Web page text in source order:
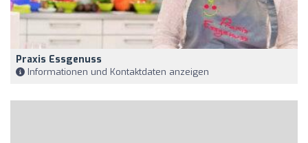
Praxis Essgenuss
Informationen und Kontaktdaten anzeigen